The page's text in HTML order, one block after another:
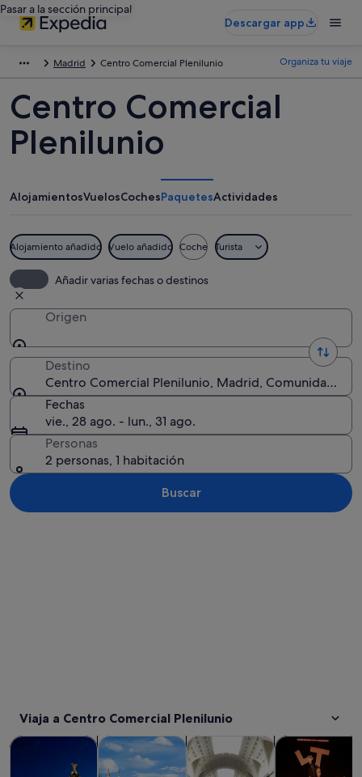
Pasar a la sección principal
Descargar app
Madrid Centro Comercial Plenilunio Organiza tu viaje
Centro Comercial
Plenilunio
AlojamientosVuelosCochesPaquetesActividades
Alojamiento añadido Vuelo añadido Coche Turista
Añadir varias fechas o destinos
Origen
Destino
Centro Comercial Plenilunio, Madrid, Comunidad de
Fechas
vie., 28 ago. - lun., 31 ago.
Personas
2 personas, 1 habitación
Buscar
Viaja a Centro Comercial Plenilunio
Visitas guiadas y excursiones de un día Se abre en una
Historia y culturaSe abre en una pestaña
Visitas privadas yComidas,